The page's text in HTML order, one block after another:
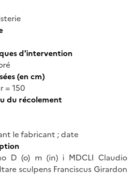
d'intervention
(en cm)
= 150
du récolement
le fabricant ; date
D (o) m (in) i MDCLI Claudio
sculpens Franciscus Girardon